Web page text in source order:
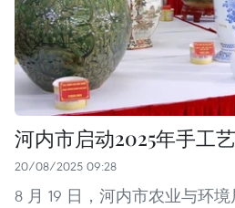
河内市启动2025年手工
20/08/2025 09:28
8 月 19 日，河内市农业与环